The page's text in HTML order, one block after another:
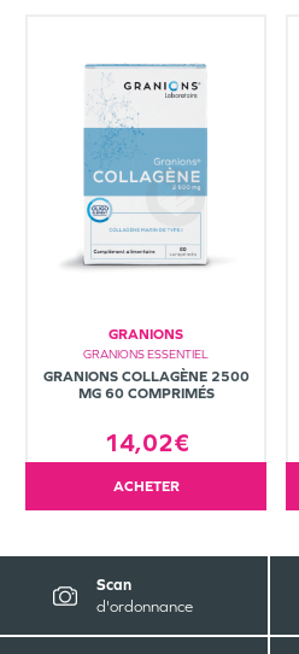
GRANIONS
GRANIONS ESSENTIEL
GRANIONS COLLAGÈNE 2500
MG 60 COMPRIMÉS
14,02€
ACHETER
Scan
d'ordonnance